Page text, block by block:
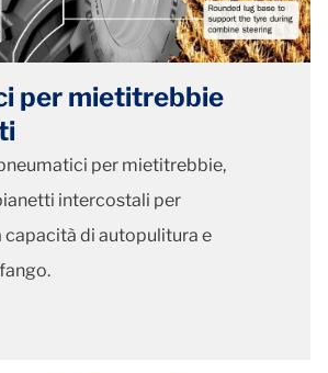
per mietitrebbie
per mietitrebbie,
intercostali per
capacità di autopulitura e